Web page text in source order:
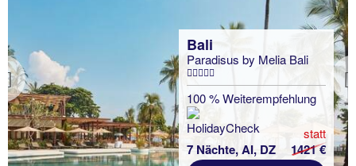
Previous
Bali
Paradisus by Melia Bali
100 % Weiterempfehlung
7 Nächte, AI, DZ
statt
1421 €